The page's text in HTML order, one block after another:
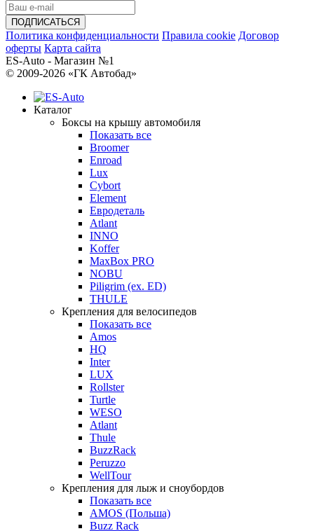
Политика конфиденциальности Правила cookie Договор
оферты Карта сайта
ES-Auto - Магазин №1
© 2009-2026 «ГК Автобад»
Каталог
Боксы на крышу автомобиля
Показать все
Broomer
Enroad
Lux
Cybort
Element
Евродеталь
Atlant
INNO
Koffer
MaxBox PRO
NOBU
Piligrim (ex. ED)
THULE
Крепления для велосипедов
Показать все
Amos
HQ
Inter
LUX
Rollster
Turtle
WESO
Atlant
Thule
BuzzRack
Peruzzo
WellTour
Крепления для лыж и сноубордов
Показать все
AMOS (Польша)
Buzz Rack